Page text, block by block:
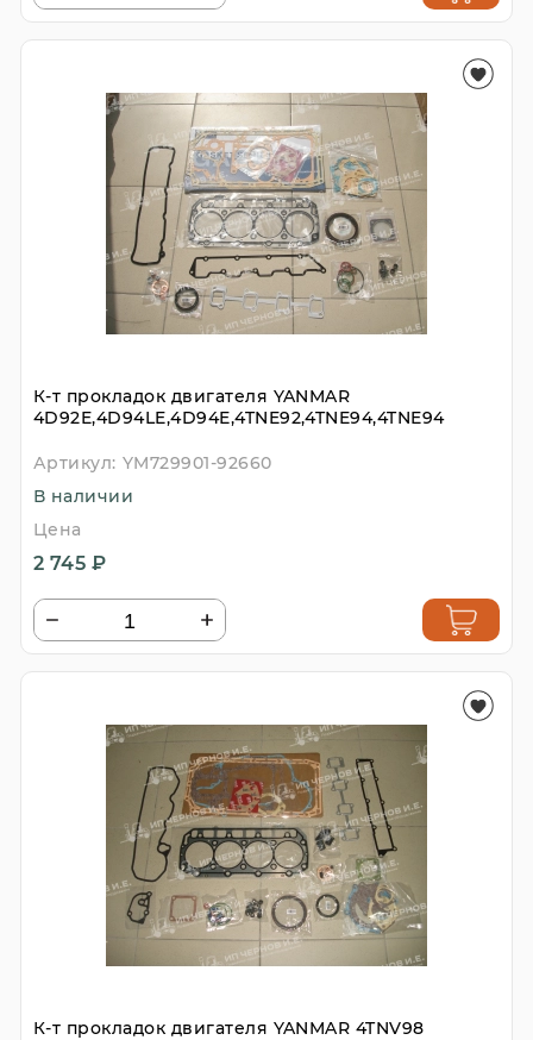
К-т прокладок двигателя YANMAR
4D92E,4D94LE,4D94E,4TNE92,4TNE94,4TNE94
Артикул: YM729901-92660
В наличии
Цена
2 745 ₽
К-т прокладок двигателя YANMAR 4TNV98